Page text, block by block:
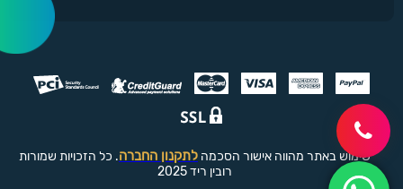
שימוש באתר מהווה אישור הסכמה לתקנון החברה. כל הזכויות שמורות
רובין ריד 2025